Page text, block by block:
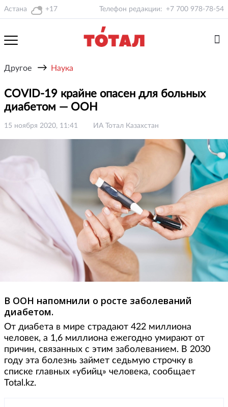
Астана +17 Телефон редакции: +7 700 978-78-54
Другое → Наука
COVID-19 крайне опасен для больных
диабетом — ООН
15 ноября 2020, 11:41 ИА Тотал Казахстан
В ООН напомнили о росте заболеваний
диабетом.
От диабета в мире страдают 422 миллиона
человек, а 1,6 миллиона ежегодно умирают от
причин, связанных с этим заболеванием. В 2030
году эта болезнь займет седьмую строчку в
списке главных «убийц» человека, сообщает
Total.kz.